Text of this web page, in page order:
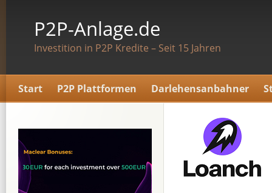
P2P-Anlage.de
Investition in P2P Kredite – Seit 15 Jahren
Start P2P Plattformen Darlehensanbahner